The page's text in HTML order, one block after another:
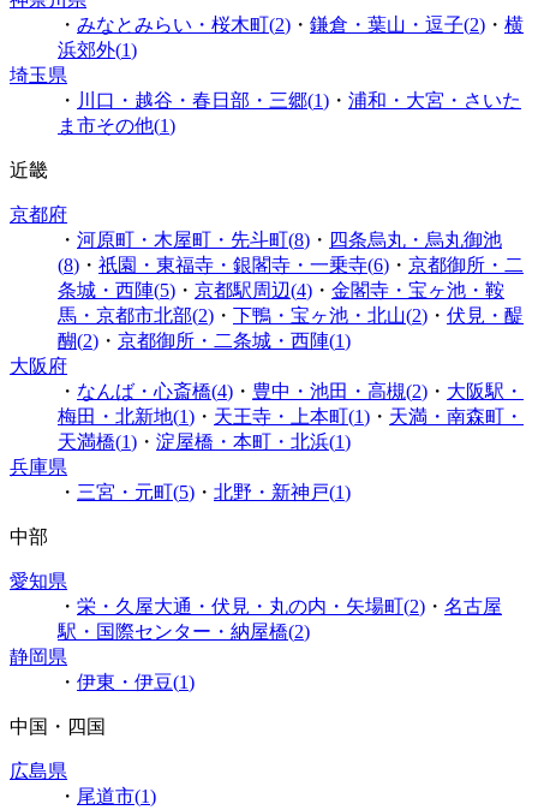
・ みなとみらい・桜木町(2) ・ 鎌倉・葉山・逗子(2) ・ 横
浜郊外(1)
埼玉県
・ 川口・越谷・春日部・三郷(1) ・ 浦和・大宮・さいた
ま市その他(1)
近畿
京都府
・ 河原町・木屋町・先斗町(8) ・ 四条烏丸・烏丸御池
(8) ・ 祇園・東福寺・銀閣寺・一乗寺(6) ・ 京都御所・二
条城・西陣(5) ・ 京都駅周辺(4) ・ 金閣寺・宝ヶ池・鞍
馬・京都市北部(2) ・ 下鴨・宝ヶ池・北山(2) ・ 伏見・醍
醐(2) ・ 京都御所・二条城・西陣(1)
大阪府
・ なんば・心斎橋(4) ・ 豊中・池田・高槻(2) ・ 大阪駅・
梅田・北新地(1) ・ 天王寺・上本町(1) ・ 天満・南森町・
天満橋(1) ・ 淀屋橋・本町・北浜(1)
兵庫県
・ 三宮・元町(5) ・ 北野・新神戸(1)
中部
愛知県
・ 栄・久屋大通・伏見・丸の内・矢場町(2) ・ 名古屋
駅・国際センター・納屋橋(2)
静岡県
・ 伊東・伊豆(1)
中国・四国
広島県
・ 尾道市(1)